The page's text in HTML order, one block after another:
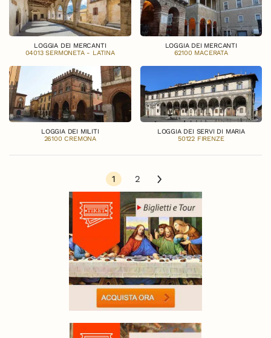
LOGGIA DEI MERCANTI
04013 SERMONETA - LATINA
LOGGIA DEI MERCANTI
62100 MACERATA
LOGGIA DEI MILITI
26100 CREMONA
LOGGIA DEI SERVI DI MARIA
50122 FIRENZE
1 2